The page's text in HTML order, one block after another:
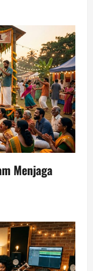
Menjaga